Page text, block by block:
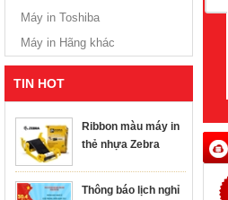
Máy in Toshiba
Máy in Hãng khác
TIN HOT
Ribbon màu máy in
thẻ nhựa Zebra
Thông báo lịch nghỉ